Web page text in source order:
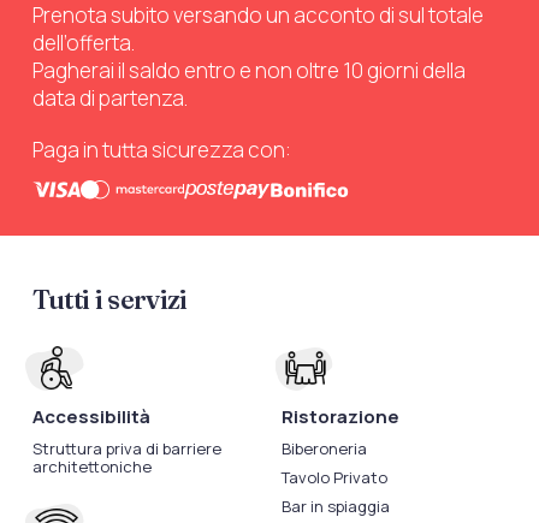
Prenota subito versando un acconto di sul totale
dell’offerta.
Pagherai il saldo entro e non oltre 10 giorni della
data di partenza.
Paga in tutta sicurezza con:
Tutti i servizi
Accessibilità
Struttura priva di barriere
architettoniche
Ristorazione
Biberoneria
Tavolo Privato
Bar in spiaggia